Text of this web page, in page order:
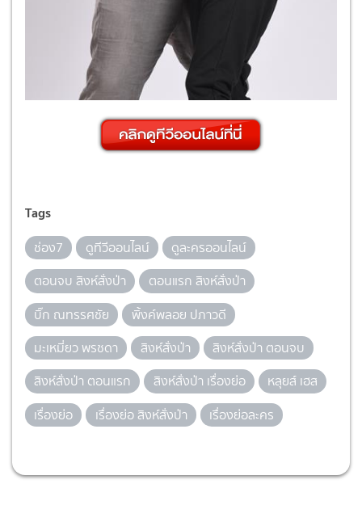
Tags
ช่อง7 ดูทีวีออนไลน์
ดูละครออนไลน์
ตอนจบ สิงห์สั่งป่า
ตอนแรก สิงห์สั่งป่า
บิ๊ก ณทรรศชัย
พิ้งค์พลอย ปภาวดี
มะเหมี่ยว พรชดา
สิงห์สั่งป่า
สิงห์สั่งป่า ตอนจบ
สิงห์สั่งป่า ตอนแรก
สิงห์สั่งป่า เรื่องย่อ
หลุยส์ เฮส
เรื่องย่อ
เรื่องย่อ สิงห์สั่งป่า เรื่องย่อละคร